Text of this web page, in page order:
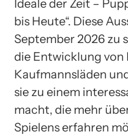
Ideale der Zeit –
bis Heute“. Diese
September 2026 zu
die Entwicklung von
Kaufmannsläden
sie zu einem
macht, die mehr
Spielens erfahren